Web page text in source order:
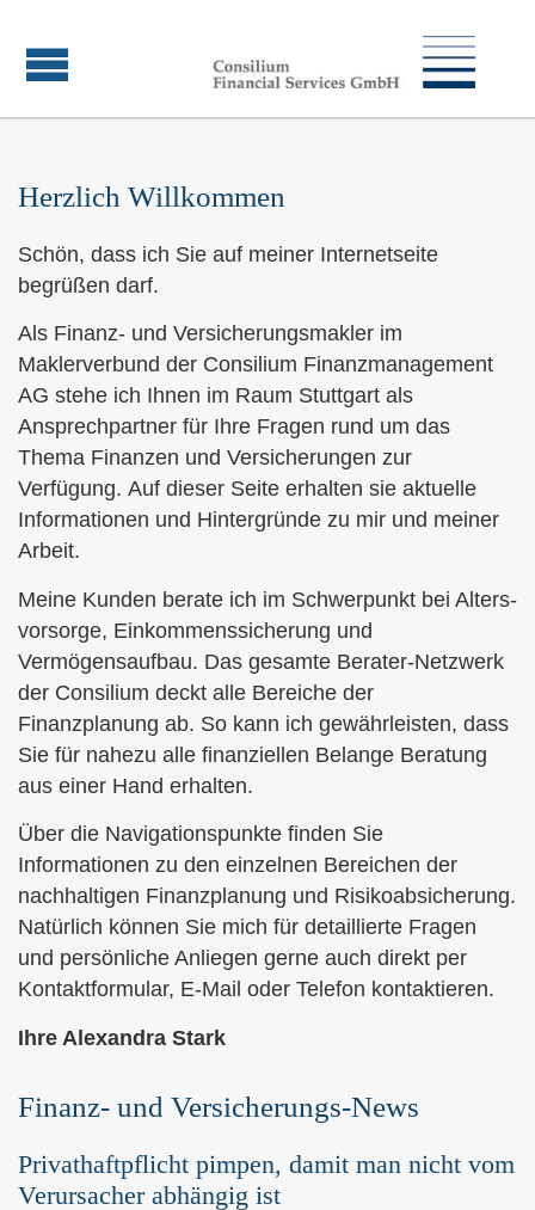
Herzlich Willkommen
Schön, dass ich Sie auf meiner Internetseite
begrüßen darf.
Als Finanz- und Ver­sicherungs­makler im
Maklerverbund der Consilium Finanzmanagement
AG stehe ich Ihnen im Raum Stuttgart als
Ansprechpartner für Ihre Fragen rund um das
Thema Finanzen und Versicherungen zur
Verfügung. Auf dieser Seite erhalten sie aktuelle
Informationen und Hintergründe zu mir und meiner
Arbeit.
Meine Kunden berate ich im Schwerpunkt bei Alters­
vorsorge, Einkommenssicherung und
Vermögensaufbau. Das gesamte Berater-Netzwerk
der Consilium deckt alle Bereiche der
Finanzplanung ab. So kann ich gewährleisten, dass
Sie für nahezu alle finanziellen Belange Beratung
aus einer Hand erhalten.
Über die Navigationspunkte finden Sie
Informationen zu den einzelnen Bereichen der
nachhaltigen Finanzplanung und Risikoabsicherung.
Natürlich können Sie mich für detaillierte Fragen
und persönliche Anliegen gerne auch direkt per
Kontaktformular, E-Mail oder Telefon kontaktieren.
Ihre Alexandra Stark
Finanz- und Versicherungs-News
Privathaftpflicht pimpen, damit man nicht vom
Verursacher abhängig ist